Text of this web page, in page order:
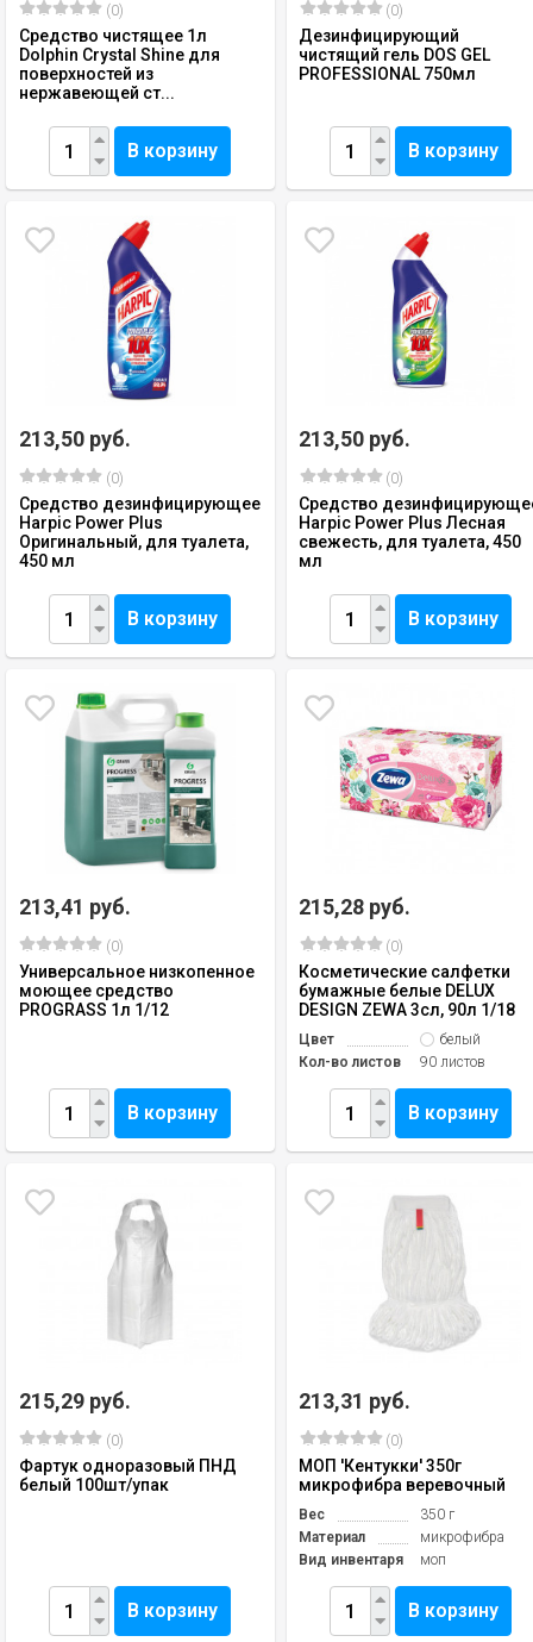
(0)
Средство чистящее 1л
Dolphin Crystal Shine для
поверхностей из
нержавеющей ст...
В корзину
(0)
Дезинфицирующий
чистящий гель DOS GEL
PROFESSIONAL 750мл
В корзину
213,50 руб.
(0)
Средство дезинфицирующее
Harpic Power Plus
Оригинальный, для туалета,
450 мл
В корзину
213,50 руб.
(0)
Средство
Harpic Power Plus Лесная
свежесть, для туалета, 450
мл
В корзину
213,41 руб.
(0)
Универсальное низкопенное
моющее средство
PROGRASS 1л 1/12
В корзину
215,28 руб.
(0)
Косметические салфетки
бумажные белые DELUX
DESIGN ZEWA 3сл, 90л 1/18
Цвет
белый
Кол-во листов
90 листов
В корзину
215,29 руб.
(0)
Фартук одноразовый ПНД
белый 100шт/упак
В корзину
213,31 руб.
(0)
МОП 'Кентукки' 350г
микрофибра веревочный
Вес
350 г
Материал
микрофибра
Вид инвентаря
моп
В корзину